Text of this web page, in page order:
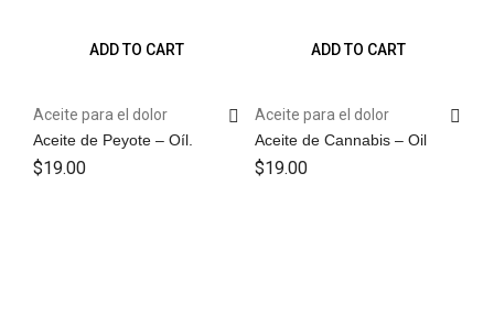
ADD TO CART
Aceite para el dolor
Aceite de Peyote – Oíl.
$19.00
ADD TO CART
Aceite para el dolor
Aceite de Cannabis – Oil
$19.00